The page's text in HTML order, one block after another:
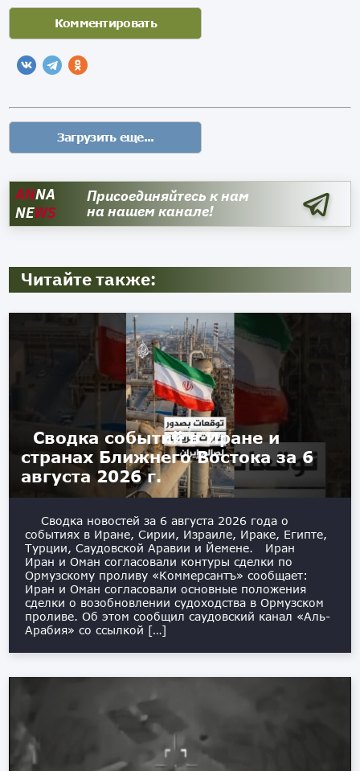
ANNA
NEWS
Присоединяйтесь к нам
на нашем канале!
Читайте также:
Сводка событий в Иране и
странах Ближнего Востока за 6
августа 2026 г.
Сводка новостей за 6 августа 2026 года о
событиях в Иране, Сирии, Израиле, Ираке, Египте,
Турции, Саудовской Аравии и Йемене. Иран
Иран и Оман согласовали контуры сделки по
Ормузскому проливу «Коммерсантъ» сообщает:
Иран и Оман согласовали основные положения
сделки о возобновлении судоходства в Ормузском
проливе. Об этом сообщил саудовский канал «Аль-
Арабия» со ссылкой […]